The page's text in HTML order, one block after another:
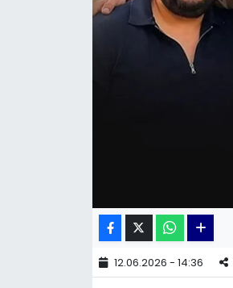
12.06.2026 - 14:36
SAĞLIK
YEREL POLİTİKA
YEREL YÖNETİMLER